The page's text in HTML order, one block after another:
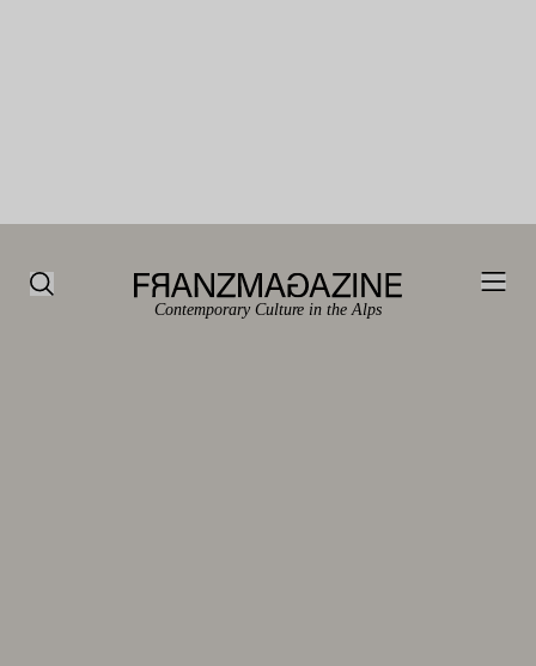
Contemporary Culture in the Alps